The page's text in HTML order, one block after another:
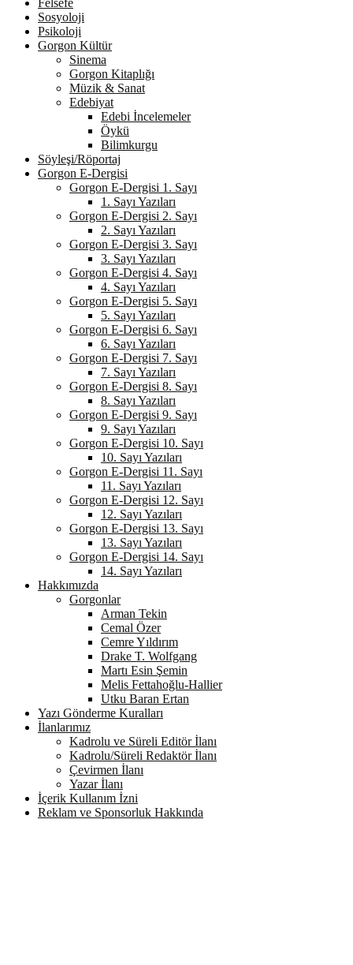
Felsefe
Sosyoloji
Psikoloji
Gorgon Kültür
Sinema
Gorgon Kitaplığı
Müzik & Sanat
Edebiyat
Edebi İncelemeler
Öykü
Bilimkurgu
Söyleşi/Röportaj
Gorgon E-Dergisi
Gorgon E-Dergisi 1. Sayı
1. Sayı Yazıları
Gorgon E-Dergisi 2. Sayı
2. Sayı Yazıları
Gorgon E-Dergisi 3. Sayı
3. Sayı Yazıları
Gorgon E-Dergisi 4. Sayı
4. Sayı Yazıları
Gorgon E-Dergisi 5. Sayı
5. Sayı Yazıları
Gorgon E-Dergisi 6. Sayı
6. Sayı Yazıları
Gorgon E-Dergisi 7. Sayı
7. Sayı Yazıları
Gorgon E-Dergisi 8. Sayı
8. Sayı Yazıları
Gorgon E-Dergisi 9. Sayı
9. Sayı Yazıları
Gorgon E-Dergisi 10. Sayı
10. Sayı Yazıları
Gorgon E-Dergisi 11. Sayı
11. Sayı Yazıları
Gorgon E-Dergisi 12. Sayı
12. Sayı Yazıları
Gorgon E-Dergisi 13. Sayı
13. Sayı Yazıları
Gorgon E-Dergisi 14. Sayı
14. Sayı Yazıları
Hakkımızda
Gorgonlar
Arman Tekin
Cemal Özer
Cemre Yıldırım
Drake T. Wolfgang
Martı Esin Şemin
Melis Fettahoğlu-Hallier
Utku Baran Ertan
Yazı Gönderme Kuralları
İlanlarımız
Kadrolu ve Süreli Editör İlanı
Kadrolu/Süreli Redaktör İlanı
Çevirmen İlanı
Yazar İlanı
İçerik Kullanım İzni
Reklam ve Sponsorluk Hakkında